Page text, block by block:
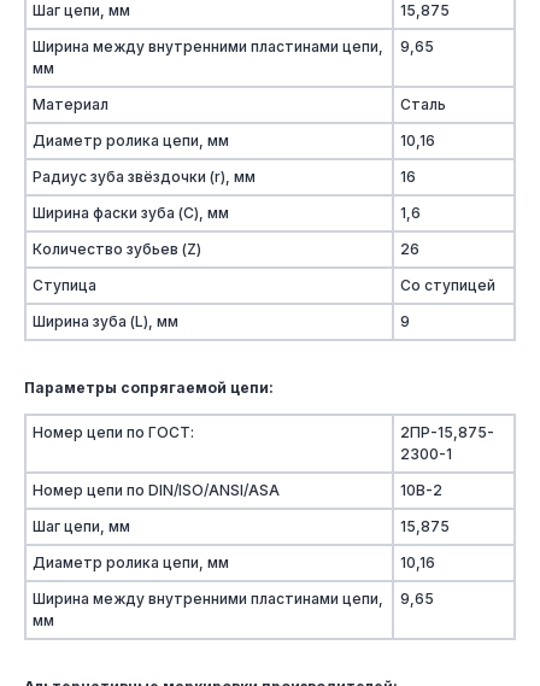
Шаг цепи, мм
15,875
Ширина между внутренними пластинами цепи,
мм
9,65
Материал
Сталь
Диаметр ролика цепи, мм
10,16
Радиус зуба звёздочки (r), мм
16
Ширина фаски зуба (C), мм
1,6
Количество зубьев (Z)
26
Ступица
Со ступицей
Ширина зуба (L), мм
9
Параметры сопрягаемой цепи:
Номер цепи по ГОСТ:
2ПР-15,875-
2300-1
Номер цепи по DIN/ISO/ANSI/ASA
10B-2
Шаг цепи, мм
15,875
Диаметр ролика цепи, мм
10,16
Ширина между внутренними пластинами цепи,
мм
9,65